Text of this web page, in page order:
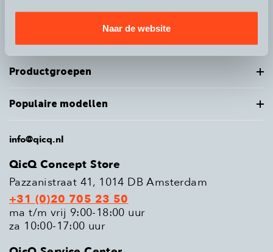
Naar de website
Productgroepen
Populaire modellen
info@qicq.nl
QicQ Concept Store
Pazzanistraat 41, 1014 DB Amsterdam
+31 (0)20 705 23 50
ma t/m vrij 9:00-18:00 uur
za 10:00-17:00 uur